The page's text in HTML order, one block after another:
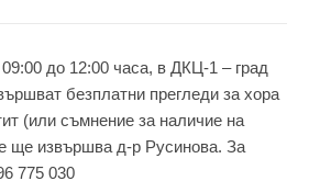
09:00 до 12:00 часа, в ДКЦ-1 – град
безплатни прегледи за хора
(или съмнение за наличие на
ще извършва д-р Русинова. За
775 030